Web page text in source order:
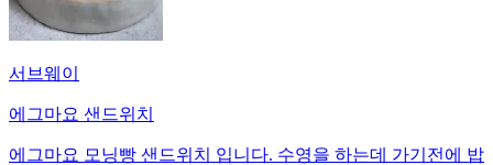
서브웨이
에그마요 샌드위치
에그마요 모닝빵 샌드위치 입니다. 수영을 하는데 가기전에 밥